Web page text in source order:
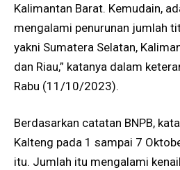
Kalimantan Barat. Kemudain,
mengalami penurunan jumlah
yakni Sumatera Selatan,
dan Riau,” katanya dalam
Rabu (11/10/2023).
Berdasarkan catatan BNPB,
Kalteng pada 1 sampai 7
itu. Jumlah itu mengalami